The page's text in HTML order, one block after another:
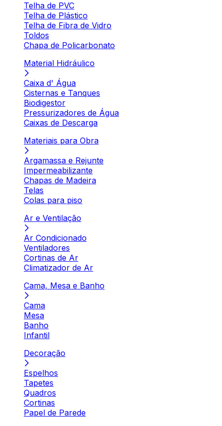
Telha de PVC
Telha de Plástico
Telha de Fibra de Vidro
Toldos
Chapa de Policarbonato
Material Hidráulico
Caixa d' Água
Cisternas e Tanques
Biodigestor
Pressurizadores de Água
Caixas de Descarga
Materiais para Obra
Argamassa e Rejunte
Impermeabilizante
Chapas de Madeira
Telas
Colas para piso
Ar e Ventilação
Ar Condicionado
Ventiladores
Cortinas de Ar
Climatizador de Ar
Cama, Mesa e Banho
Cama
Mesa
Banho
Infantil
Decoração
Espelhos
Tapetes
Quadros
Cortinas
Papel de Parede